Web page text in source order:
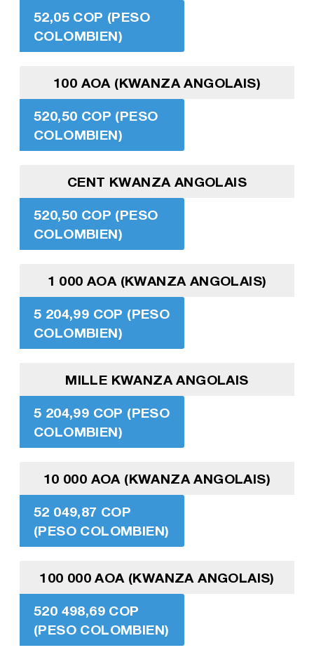
52,05 COP (PESO
COLOMBIEN)
100 AOA (KWANZA ANGOLAIS)
520,50 COP (PESO
COLOMBIEN)
CENT KWANZA ANGOLAIS
520,50 COP (PESO
COLOMBIEN)
1 000 AOA (KWANZA ANGOLAIS)
5 204,99 COP (PESO
COLOMBIEN)
MILLE KWANZA ANGOLAIS
5 204,99 COP (PESO
COLOMBIEN)
10 000 AOA (KWANZA ANGOLAIS)
52 049,87 COP
(PESO COLOMBIEN)
100 000 AOA (KWANZA ANGOLAIS)
520 498,69 COP
(PESO COLOMBIEN)